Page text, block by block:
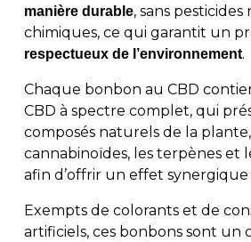
manière durable, sans pesticides
chimiques, ce qui garantit un
respectueux de l’environnement.
Chaque bonbon au CBD
CBD à spectre complet, qui
composés naturels de la
cannabinoïdes, les terpènes et
afin d’offrir un effet
Exempts de colorants et de
artificiels, ces bonbons sont un